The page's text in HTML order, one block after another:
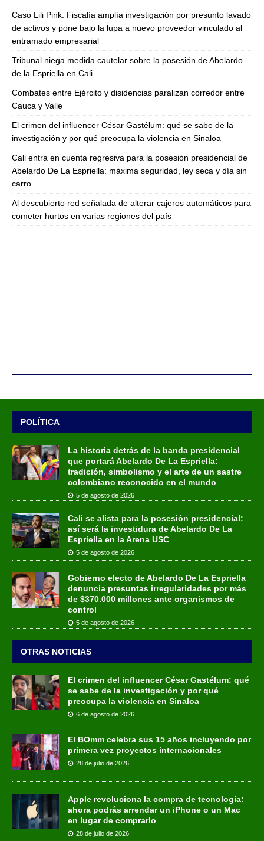
Caso Lili Pink: Fiscalía amplía investigación por presunto lavado
de activos y pone bajo la lupa a nuevo proveedor vinculado al
entramado empresarial
Tribunal niega medida cautelar sobre la posesión de Abelardo
de la Espriella en Cali
Combates entre Ejército y disidencias paralizan corredor entre
Cauca y Valle
El crimen del influencer César Gastélum: qué se sabe de la
investigación y por qué preocupa la violencia en Sinaloa
Cali entra en cuenta regresiva para la posesión presidencial de
Abelardo De La Espriella: máxima seguridad, ley seca y día sin
carro
Al descubierto red señalada de alterar cajeros automáticos para
cometer hurtos en varias regiones del país
POLÍTICA
La historia detrás de la banda presidencial
que portará Abelardo De La Espriella:
tradición, simbolismo y el arte de un sastre
colombiano reconocido en el mundo
5 de agosto de 2026
Cali se alista para la posesión presidencial:
así será la investidura de Abelardo De La
Espriella en la Arena USC
5 de agosto de 2026
Gobierno electo de Abelardo De La Espriella
denuncia presuntas irregularidades por más
de $370.000 millones ante organismos de
control
5 de agosto de 2026
OTRAS NOTICIAS
El crimen del influencer César Gastélum: qué
se sabe de la investigación y por qué
preocupa la violencia en Sinaloa
6 de agosto de 2026
El BOmm celebra sus 15 años incluyendo por
primera vez proyectos internacionales
28 de julio de 2026
Apple revoluciona la compra de tecnología:
ahora podrás arrendar un iPhone o un Mac
en lugar de comprarlo
28 de julio de 2026